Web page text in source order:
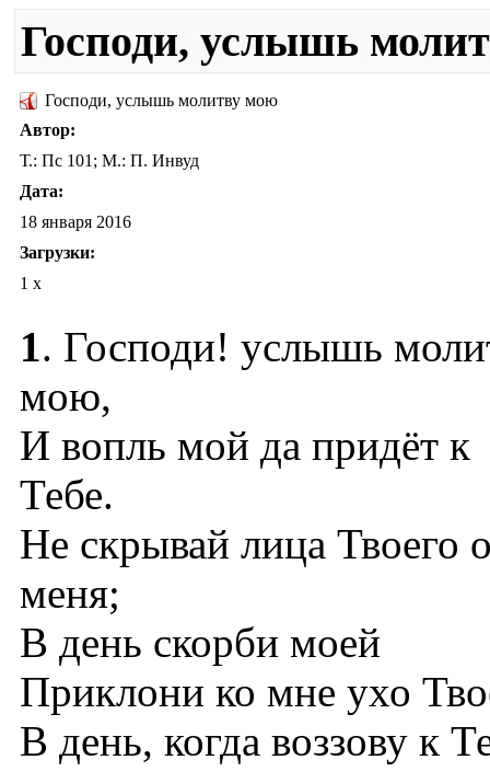
Господи, услышь
Господи, услышь молитву мою
Автор:
Т.: Пс 101; М.: П. Инвуд
Дата:
18 января 2016
Загрузки:
1 x
1. Господи! услышь
мою,
И вопль мой да придёт к
Тебе.
Не скрывай лица Твоего
меня;
В день скорби моей
Приклони ко мне ухо
В день, когда воззову к